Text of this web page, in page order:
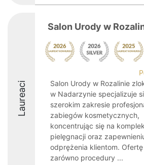
Laureaci
Salon Urody w
Salon Urody w Rozalinie
w Nadarzynie specjalizuje
szerokim zakresie
zabiegów kosmetycznych,
koncentrując się na
pielęgnacji oraz
odprężenia klientom.
zarówno procedury ...